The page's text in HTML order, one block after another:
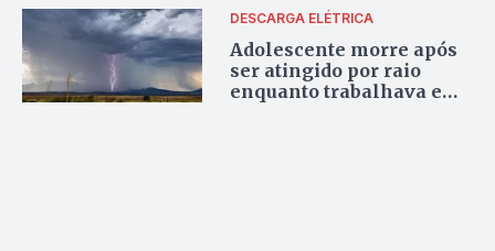
DESCARGA ELÉTRICA
Adolescente morre após
ser atingido por raio
enquanto trabalhava em